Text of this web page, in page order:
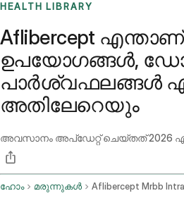
HEALTH LIBRARY
Aflibercept
ഉപയോഗങ്ങൾ,
പാർശ്വഫലങ്ങൾ
അതിലേറെയും
അവസാനം അപ്ഡേറ്റ് ചെയ്തത്2026
ഹോം മരുന്നുകൾ